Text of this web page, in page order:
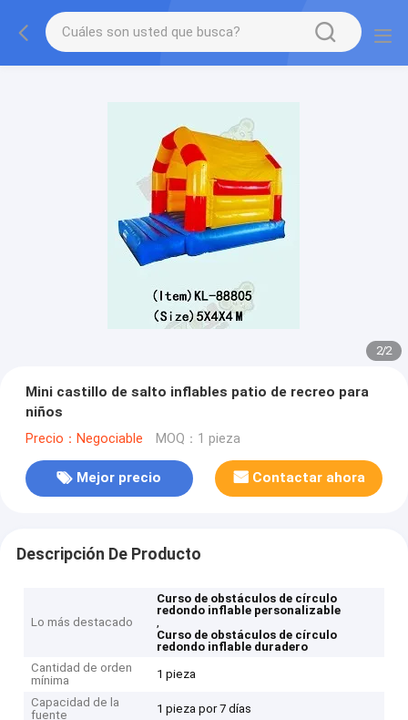
2/2
Mini castillo de salto inflables patio de recreo para
niños
Precio：Negociable MOQ：1 pieza
Mejor precio Contactar ahora
Descripción De Producto
Lo más destacado
Curso de obstáculos de círculo
redondo inflable personalizable
,
Curso de obstáculos de círculo
redondo inflable duradero
Cantidad de orden
mínima
1 pieza
Capacidad de la
fuente
1 pieza por 7 días